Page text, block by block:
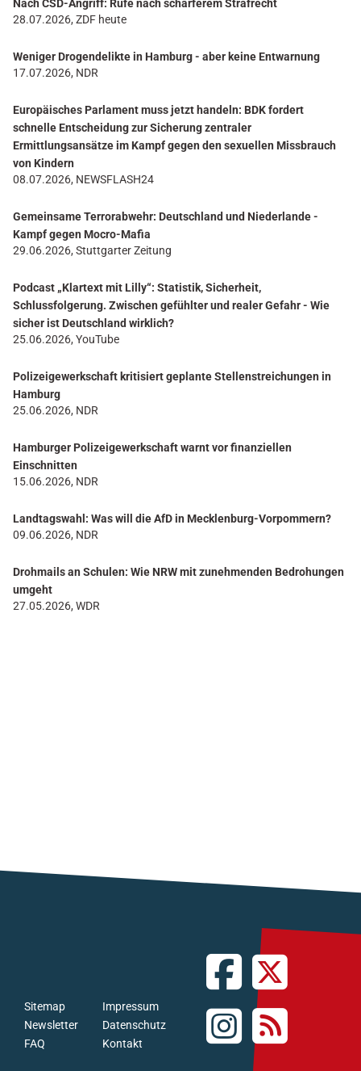
Nach CSD-Angriff: Rufe nach schärferem Strafrecht
28.07.2026, ZDF heute
Weniger Drogendelikte in Hamburg - aber keine Entwarnung
17.07.2026, NDR
Europäisches Parlament muss jetzt handeln: BDK fordert
schnelle Entscheidung zur Sicherung zentraler
Ermittlungsansätze im Kampf gegen den sexuellen Missbrauch
von Kindern
08.07.2026, NEWSFLASH24
Gemeinsame Terrorabwehr: Deutschland und Niederlande -
Kampf gegen Mocro-Mafia
29.06.2026, Stuttgarter Zeitung
Podcast „Klartext mit Lilly“: Statistik, Sicherheit,
Schlussfolgerung. Zwischen gefühlter und realer Gefahr - Wie
sicher ist Deutschland wirklich?
25.06.2026, YouTube
Polizeigewerkschaft kritisiert geplante Stellenstreichungen in
Hamburg
25.06.2026, NDR
Hamburger Polizeigewerkschaft warnt vor finanziellen
Einschnitten
15.06.2026, NDR
Landtagswahl: Was will die AfD in Mecklenburg-Vorpommern?
09.06.2026, NDR
Drohmails an Schulen: Wie NRW mit zunehmenden Bedrohungen
umgeht
27.05.2026, WDR
FAQ
Newsletter
Sitemap
Kontakt
Datenschutz
Impressum